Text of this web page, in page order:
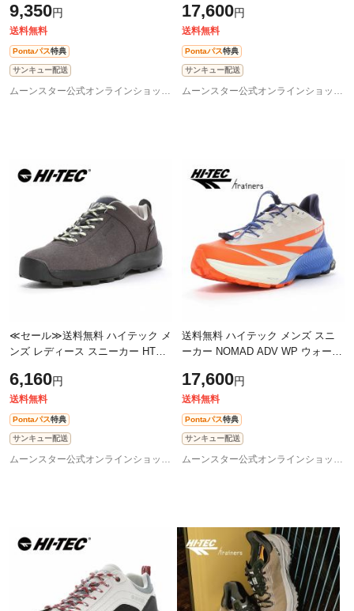
イブモデル スポーツサンダル 靴
シュ
9,350円
送料無料
Pontaパス特典
サンキュー配送
ムーンスター公式オンラインショップ au PAY マーケット店
防水 高反発弾性 軽量 クッション
性 クイッ
17,600円
送料無料
Pontaパス特典
サンキュー配送
ムーンスター公式オンラインショップ au PAY マーケット店
≪セール≫送料無料 ハイテック メ
ンズ レディース スニーカー HT
パープル/スプラウト 外遊びを楽し
むため
6,160円
送料無料
Pontaパス特典
サンキュー配送
ムーンスター公式オンラインショップ au PAY マーケット店
送料無料 ハイテック メンズ スニ
ーカー NOMAD ADV WP ウォーム
高反発弾性 軽量 クッション性 ク
イック
17,600円
送料無料
Pontaパス特典
サンキュー配送
ムーンスター公式オンラインショップ au PAY マーケット店